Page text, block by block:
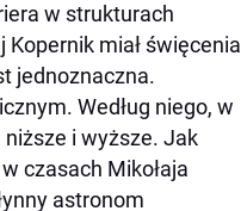
w strukturach
miał święcenia
jednoznaczna.
Według niego, w
niższe i wyższe. Jak
czasach Mikołaja
astronom